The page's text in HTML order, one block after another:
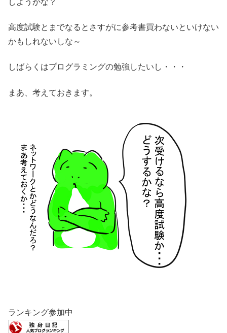
高度試験とまでなるとさすがに参考書買わないといけない
かもしれないしな～
しばらくはプログラミングの勉強したいし・・・
まあ、考えておきます。
ランキング参加中